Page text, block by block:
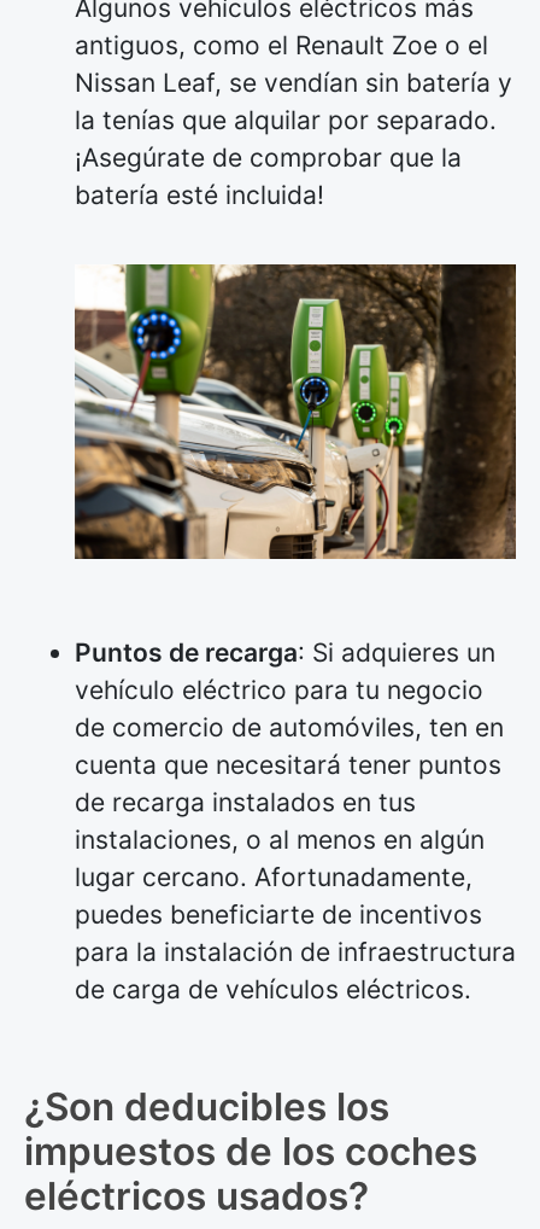
Algunos vehículos eléctricos más
antiguos, como el Renault Zoe o el
Nissan Leaf, se vendían sin batería y
la tenías que alquilar por separado.
¡Asegúrate de comprobar que la
batería esté incluida!
Puntos de recarga: Si adquieres un
vehículo eléctrico para tu negocio
de comercio de automóviles, ten en
cuenta que necesitará tener puntos
de recarga instalados en tus
instalaciones, o al menos en algún
lugar cercano. Afortunadamente,
puedes beneficiarte de incentivos
para la instalación de infraestructura
de carga de vehículos eléctricos.
¿Son deducibles los
impuestos de los coches
eléctricos usados?